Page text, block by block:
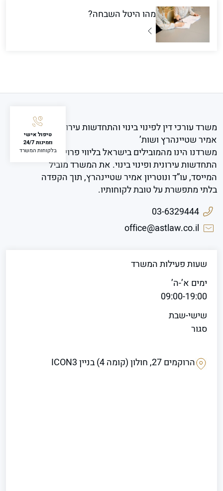
מהו היטל השבחה?
משרד עורכי דין לפינוי בינוי והתחדשות עירונית
אמיר שטיינהרץ ושות’
משרדנו הינו מהמובילים בישראל בליווי פרויקטים של
התחדשות עירונית ופינוי בינוי. את המשרד מוביל
המייסד, עו”ד ונוטריון אמיר שטיינהרץ, תוך הקפדה
בלתי מתפשרת על טובת לקוחותיו.
03-6329444
office@astlaw.co.il
טיפול אישי
וזמינות 24/7
בלקוחות המשרד
שעות פעילות המשרד
ימים א’-ה’
09:00-19:00
שישי-שבת
סגור
הרוקמים 27, חולון (קומה 4) בניין ICON3